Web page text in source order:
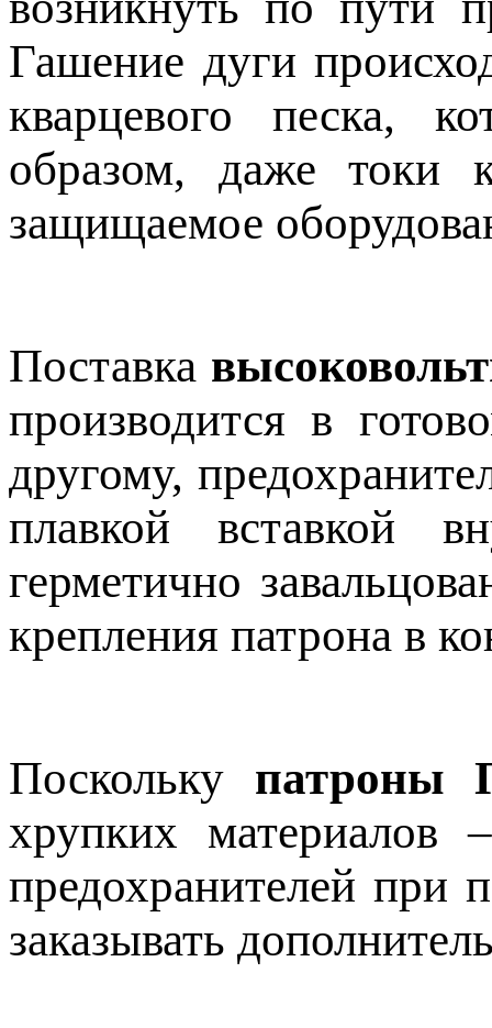
Гашение дуги
кварцевого песка,
образом, даже токи
защищаемое
Поставка
производится в
другому,
плавкой вставкой
герметично
крепления патрона в
Поскольку патроны
хрупких материалов
предохранителей при
заказывать